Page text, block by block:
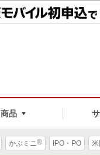
商品
かぶミニ® IPO・PO